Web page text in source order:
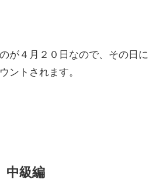
が４月２０日なので、その日に
ントされます。
級編